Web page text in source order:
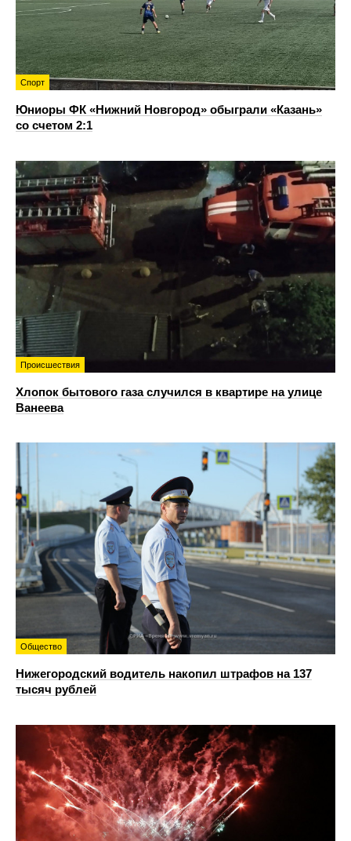
Спорт
Юниоры ФК «Нижний Новгород» обыграли «Казань»
со счетом 2:1
Происшествия
Хлопок бытового газа случился в квартире на улице
Ванеева
Общество
Нижегородский водитель накопил штрафов на 137
тысяч рублей